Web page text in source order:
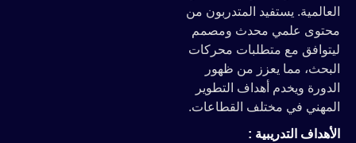
العالمية. يستفيد المتدربون من
محتوى علمي محدث ومصمم
ليتوافق مع متطلبات محركات
البحث، مما يعزز من ظهور
الدورة ويخدم أهداف التطوير
المهني في مختلف القطاعات.
الأهداف التدريبية :